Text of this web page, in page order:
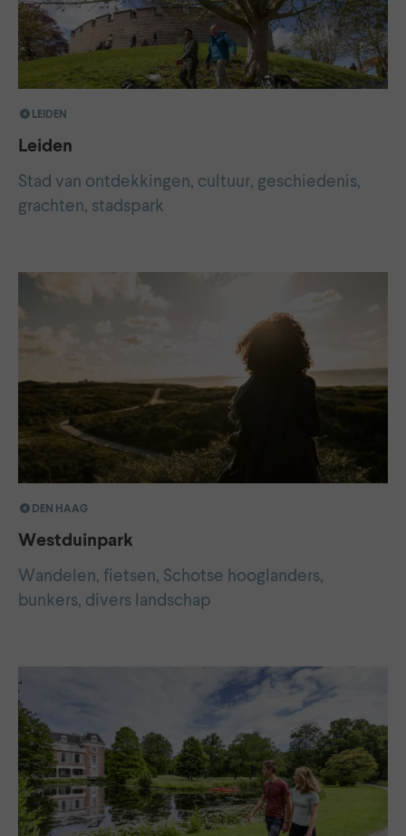
LEIDEN
Leiden
Stad van ontdekkingen, cultuur, geschiedenis,
grachten, stadspark
DEN HAAG
Westduinpark
Wandelen, fietsen, Schotse hooglanders,
bunkers, divers landschap